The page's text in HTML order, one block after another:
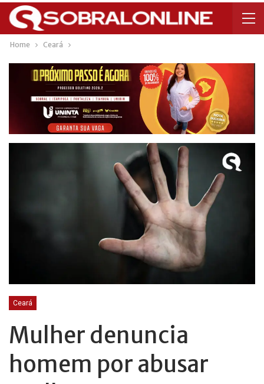
Home Ceará
Ceará
Mulher denuncia
homem por abusar